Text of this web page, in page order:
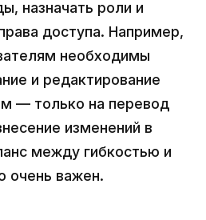
назначать роли и
доступа. Например,
необходимы
и редактирование
— только на перевод
изменений в
между гибкостью и
очень важен.